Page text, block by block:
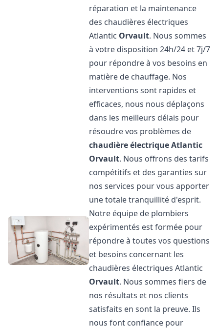
réparation et la maintenance
des chaudières électriques
Atlantic Orvault. Nous sommes
à votre disposition 24h/24 et 7j/7
pour répondre à vos besoins en
matière de chauffage. Nos
interventions sont rapides et
efficaces, nous nous déplaçons
dans les meilleurs délais pour
résoudre vos problèmes de
chaudière électrique Atlantic
Orvault. Nous offrons des tarifs
compétitifs et des garanties sur
nos services pour vous apporter
une totale tranquillité d'esprit.
Notre équipe de plombiers
expérimentés est formée pour
répondre à toutes vos questions
et besoins concernant les
chaudières électriques Atlantic
Orvault. Nous sommes fiers de
nos résultats et nos clients
satisfaits en sont la preuve. Ils
nous font confiance pour